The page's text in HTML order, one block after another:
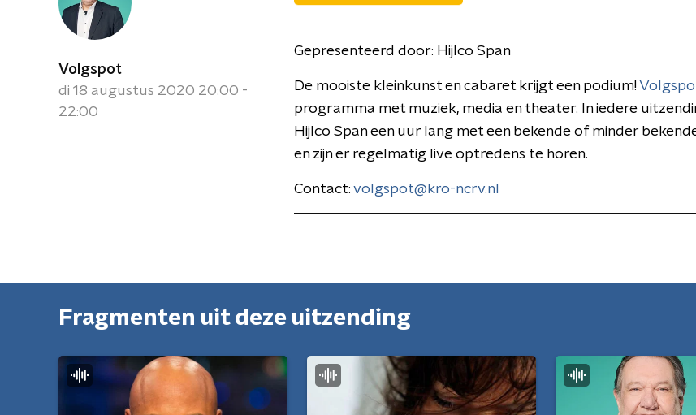
Volgspot
di 18 augustus 2020 20:00 -
22:00
Gepresenteerd door: Hijlco Span
De mooiste kleinkunst en cabaret krijgt een podium!
programma met muziek, media en theater. In iedere
Hijlco Span een uur lang met een bekende of minder
en zijn er regelmatig live optredens te horen.
Contact: volgspot@kro-ncrv.nl
Fragmenten uit deze uitzending